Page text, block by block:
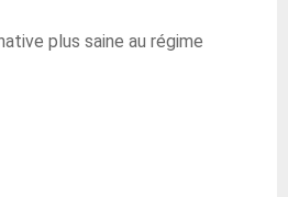
plus saine au régime